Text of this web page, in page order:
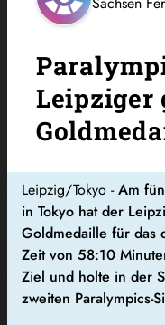
Leipziger
Leipzig/Tokyo -Am
in Tokyo hat der
Goldmedaille für das
Zeit von 58:10
Ziel und holte in der
zweiten Paralympics-